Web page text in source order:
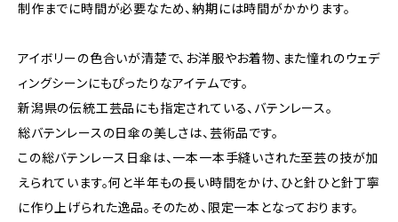
制作までに時間が必要なため、納期には時間がかかります。
アイボリーの色合いが清楚で、お洋服やお着物、また憧れのウェデ
ィングシーンにもぴったりなアイテムです。
新潟県の伝統工芸品にも指定されている、バテンレース。
総バテンレースの日傘の美しさは、芸術品です。
この総バテンレース日傘は、一本一本手縫いされた至芸の技が加
えられています。何と半年もの長い時間をかけ、ひと針ひと針丁寧
に作り上げられた逸品。そのため、限定一本となっております。